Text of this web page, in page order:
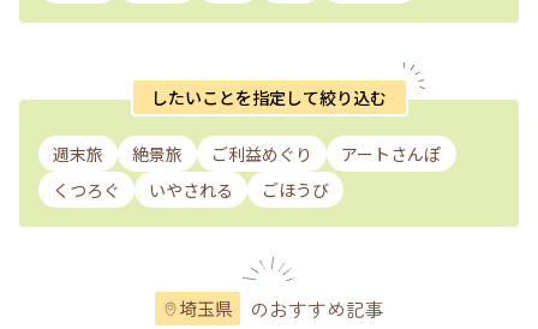
したいことを指定して絞り込む
週末旅 絶景旅 ご利益めぐり
アートさんぽ
くつろぐ
いやされる ごほうび
埼玉県 のおすすめ記事